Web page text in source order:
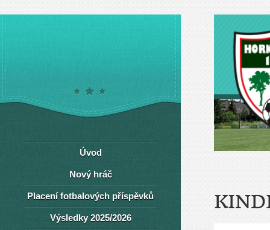
Úvod
Nový hráč
Placení fotbalových příspěvků
Výsledky 2025/2026